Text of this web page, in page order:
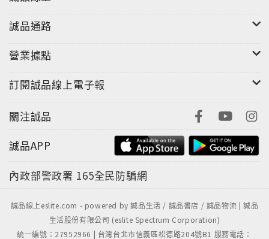
誠品通路
營業據點
訂閱誠品線上電子報
關注誠品
誠品APP
內政部警政署 165全民防騙網
誠品線上eslite.com - powered by 誠品生活 / 誠品書店 / 誠品物流 | 誠品
生活股份有限公司 (eslite Spectrum Corporation)
統一編號：27952966 | 台灣台北市信義區松德路204號B1 服務電話：